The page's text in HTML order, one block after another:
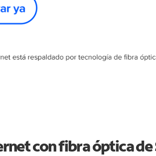
con fibra óptica